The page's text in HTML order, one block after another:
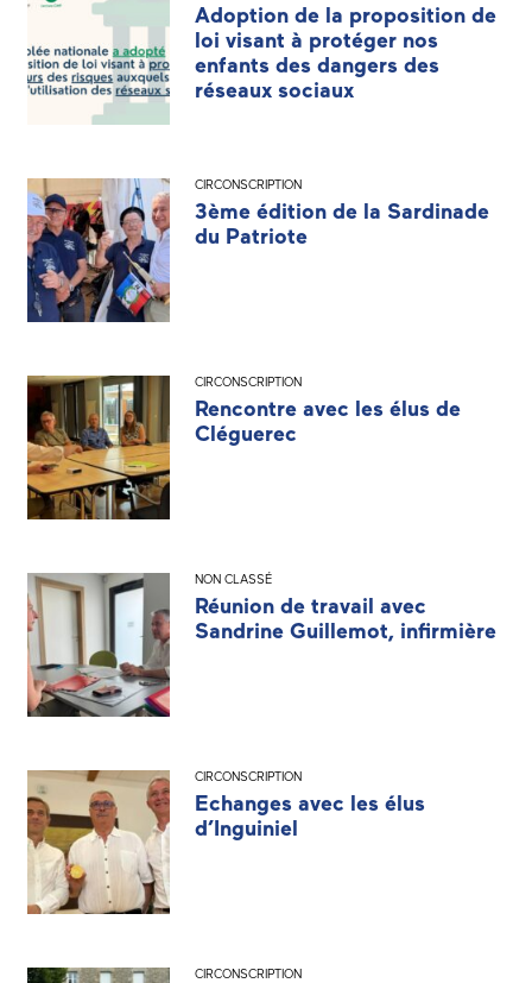
Adoption de la proposition de
loi visant à protéger nos
enfants des dangers des
réseaux sociaux
CIRCONSCRIPTION
3ème édition de la Sardinade
du Patriote
CIRCONSCRIPTION
Rencontre avec les élus de
Cléguerec
NON CLASSÉ
Réunion de travail avec
Sandrine Guillemot, infirmière
CIRCONSCRIPTION
Echanges avec les élus
d’Inguiniel
CIRCONSCRIPTION